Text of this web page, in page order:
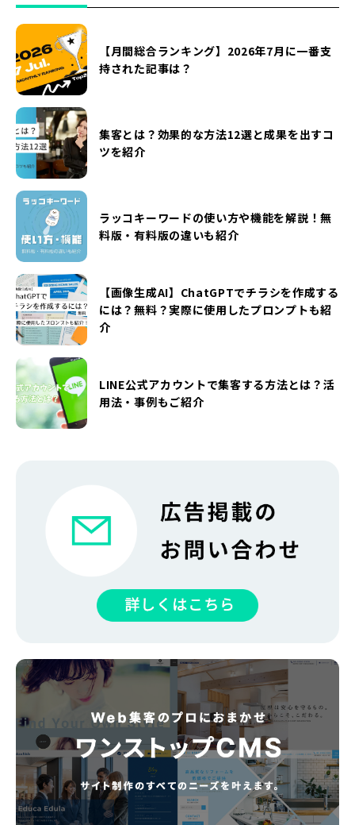
【月間総合ランキング】2026年7月に一番支
持された記事は？
集客とは？効果的な方法12選と成果を出すコ
ツを紹介
ラッコキーワードの使い方や機能を解説！無
料版・有料版の違いも紹介
【画像生成AI】ChatGPTでチラシを作成する
には？無料？実際に使用したプロンプトも紹
介
LINE公式アカウントで集客する方法とは？活
用法・事例もご紹介